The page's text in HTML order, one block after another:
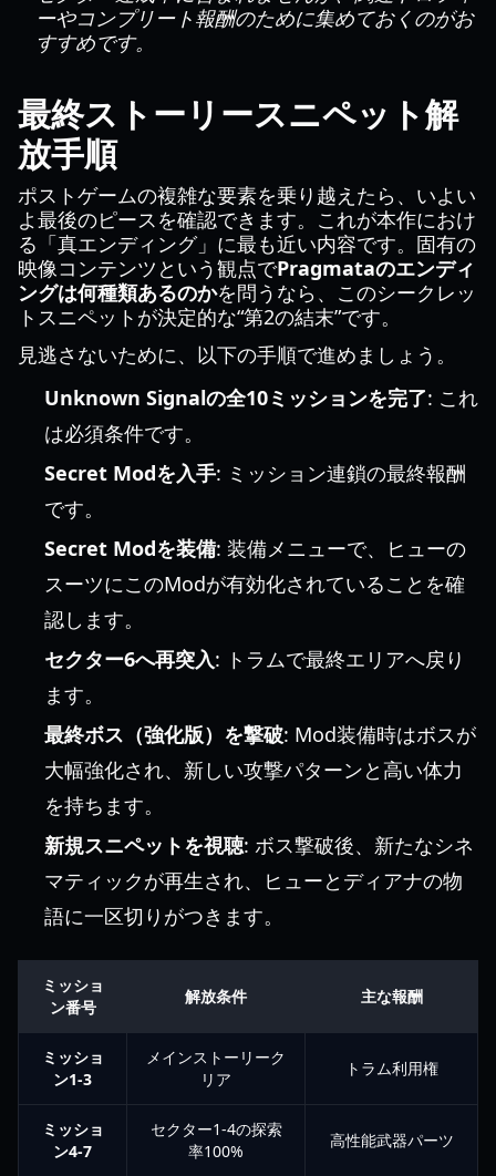
ーやコンプリート報酬のために集めておくのがお
すすめです。
最終ストーリースニペット解
放手順
ポストゲームの複雑な要素を乗り越えたら、いよい
よ最後のピースを確認できます。これが本作におけ
る「真エンディング」に最も近い内容です。固有の
映像コンテンツという観点でPragmataのエンディ
ングは何種類あるのかを問うなら、このシークレッ
トスニペットが決定的な“第2の結末”です。
見逃さないために、以下の手順で進めましょう。
Unknown Signalの全10ミッションを完了: これ
は必須条件です。
Secret Modを入手: ミッション連鎖の最終報酬
です。
Secret Modを装備: 装備メニューで、ヒューの
スーツにこのModが有効化されていることを確
認します。
セクター6へ再突入: トラムで最終エリアへ戻り
ます。
最終ボス（強化版）を撃破: Mod装備時はボスが
大幅強化され、新しい攻撃パターンと高い体力
を持ちます。
新規スニペットを視聴: ボス撃破後、新たなシネ
マティックが再生され、ヒューとディアナの物
語に一区切りがつきます。
ミッショ
ン番号
解放条件 主な報酬
ミッショ
ン1-3
メインストーリーク
リア
トラム利用権
ミッショ
ン4-7
セクター1-4の探索
率100%
高性能武器パーツ